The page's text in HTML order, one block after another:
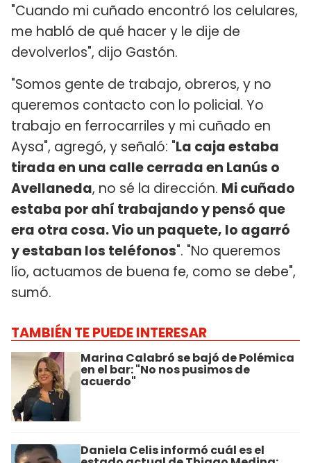
"Cuando mi cuñado encontró los celulares,
me habló de qué hacer y le dije de
devolverlos", dijo Gastón.
"Somos gente de trabajo, obreros, y no
queremos contacto con lo policial. Yo
trabajo en ferrocarriles y mi cuñado en
Aysa", agregó, y señaló: "La caja estaba
tirada en una calle cerrada en Lanús o
Avellaneda, no sé la dirección. Mi cuñado
estaba por ahí trabajando y pensó que
era otra cosa. Vio un paquete, lo agarró
y estaban los teléfonos". "No queremos
lío, actuamos de buena fe, como se debe",
sumó.
TAMBIÉN TE PUEDE INTERESAR
Marina Calabró se bajó de Polémica
en el bar: "No nos pusimos de
acuerdo"
Daniela Celis informó cuál es el